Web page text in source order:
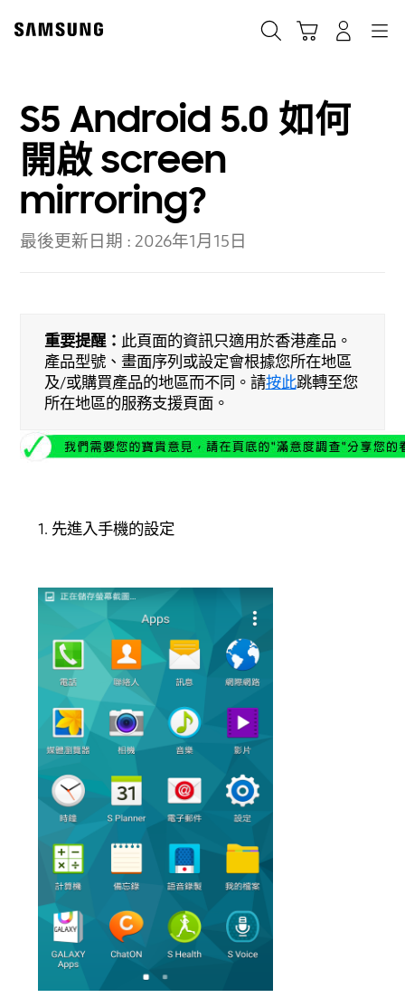
content
S5 Android 5.0 如何
開啟 screen
mirroring?
最後更新日期 :2026年1月15日
重要提醒： 此頁面的資訊只適用於香港產品。
產品型號、畫面序列或設定會根據您所在地區
及/或購買產品的地區而不同。請按此跳轉至您
所在地區的服務支援頁面。
1. 先進入手機的設定